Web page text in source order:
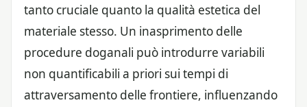
tanto cruciale quanto la qualità estetica del
materiale stesso. Un inasprimento delle
procedure doganali può introdurre variabili
non quantificabili a priori sui tempi di
attraversamento delle frontiere, influenzando